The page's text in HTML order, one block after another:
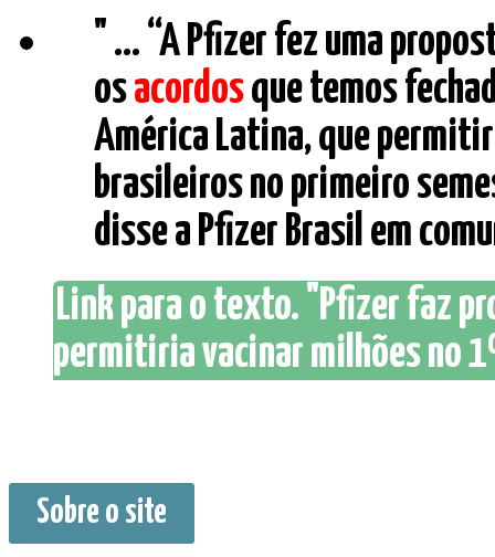
" ... “A Pfizer fez uma
osacordosque temos
América Latina, que
brasileiros no primeiro
disse a Pfizer Brasil em
Link para o texto. "Pfizer faz
permitiria vacinar milhões no
Sobre o site